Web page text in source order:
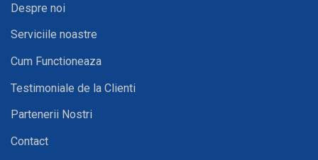
Despre noi
Serviciile noastre
Cum Functioneaza
Testimoniale de la Clienti
Partenerii Nostri
Contact